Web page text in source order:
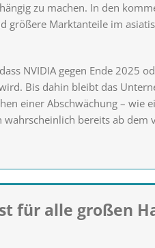
zu machen. In den
größere Marktanteile im
NVIDIA gegen Ende 2025
Bis dahin bleibt das
einer Abschwächung – wie
wahrscheinlich bereits ab
für alle großen